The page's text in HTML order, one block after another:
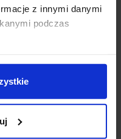
z innymi danymi
podczas
Oprawa
LED Rubi NT